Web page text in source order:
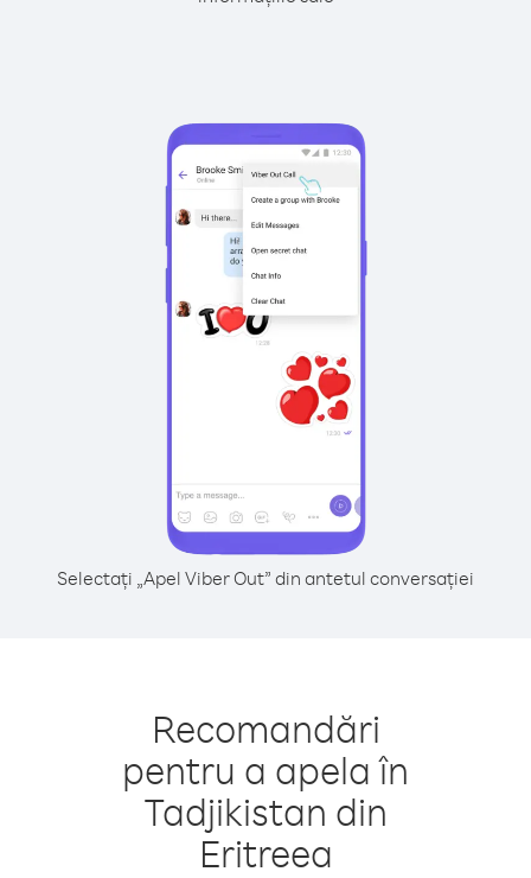
Selectați „Apel Viber Out” din antetul conversației
Recomandări
pentru a apela în
Tadjikistan din
Eritreea